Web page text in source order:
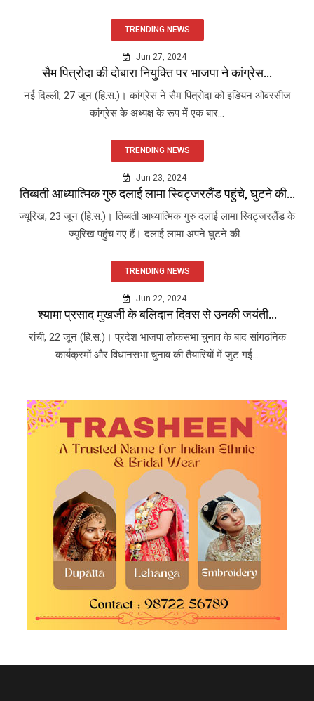
TRENDING NEWS
Jun 27, 2024
सैम पित्रोदा की दोबारा नियुक्ति पर भाजपा ने कांग्रेस...
नई दिल्ली, 27 जून (हि.स.)। कांग्रेस ने सैम पित्रोदा को इंडियन ओवरसीज
कांग्रेस के अध्यक्ष के रूप में एक बार...
TRENDING NEWS
Jun 23, 2024
तिब्बती आध्यात्मिक गुरु दलाई लामा स्विट्जरलैंड पहुंचे, घुटने की...
ज्यूरिख, 23 जून (हि.स.)। तिब्बती आध्यात्मिक गुरु दलाई लामा स्विट्जरलैंड के
ज्यूरिख पहुंच गए हैं। दलाई लामा अपने घुटने की...
TRENDING NEWS
Jun 22, 2024
श्यामा प्रसाद मुखर्जी के बलिदान दिवस से उनकी जयंती...
रांची, 22 जून (हि.स.)। प्रदेश भाजपा लोकसभा चुनाव के बाद सांगठनिक
कार्यक्रमों और विधानसभा चुनाव की तैयारियों में जुट गई...